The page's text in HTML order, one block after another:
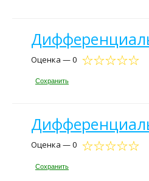
Оценка — 0
Сохранить
Оценка — 0
Сохранить